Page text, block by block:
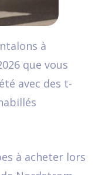
à
que vous
avec des t-